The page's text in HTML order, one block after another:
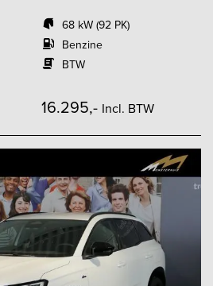
68 kW (92 PK)
Benzine
BTW
16.295,- Incl. BTW